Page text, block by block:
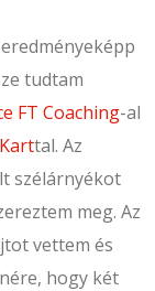
tudtam
FT Coaching-al
tal. Az
szélárnyékot
meg. Az
vettem és
hogy két